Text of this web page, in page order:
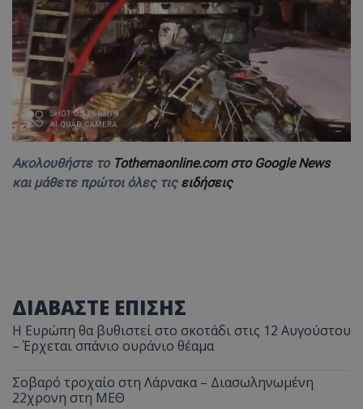
Ακολουθήστε το Tothemaonline.com στο Google News
και μάθετε πρώτοι όλες τις ειδήσεις
ΔΙΑΒΑΣΤΕ ΕΠΙΣΗΣ
Η Ευρώπη θα βυθιστεί στο σκοτάδι στις 12 Αυγούστου
– Έρχεται σπάνιο ουράνιο θέαμα
Σοβαρό τροχαίο στη Λάρνακα – Διασωληνωμένη
22χρονη στη ΜΕΘ